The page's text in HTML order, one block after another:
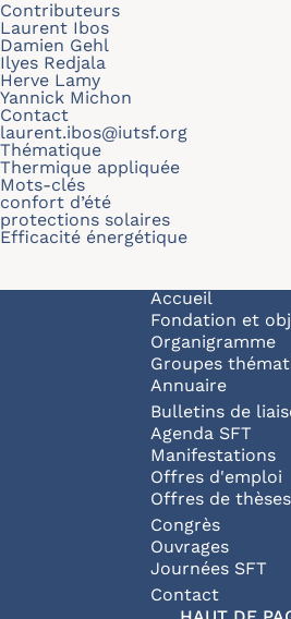
Contributeurs
Laurent Ibos
Damien Gehl
Ilyes Redjala
Herve Lamy
Yannick Michon
Contact
laurent.ibos@iutsf.org
Thématique
Thermique appliquée
Mots-clés
confort d’été
protections solaires
Efficacité énergétique
Navigation
Accueil
Fondation et
Organigramme
Groupes
Annuaire
Bulletins de
Agenda SFT
Manifestations
Offres d'emploi
Offres de thèses
Congrès
Ouvrages
Journées SFT
Pied de page
Contact